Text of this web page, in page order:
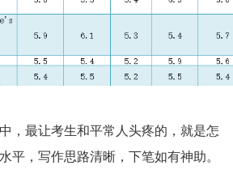
，最让考生和平常人头疼的，就是怎
平，写作思路清晰，下笔如有神助。